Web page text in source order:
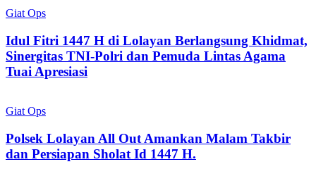
Giat Ops
Idul Fitri 1447 H di Lolayan Berlangsung Khidmat,
Sinergitas TNI-Polri dan Pemuda Lintas Agama
Tuai Apresiasi
Giat Ops
Polsek Lolayan All Out Amankan Malam Takbir
dan Persiapan Sholat Id 1447 H.